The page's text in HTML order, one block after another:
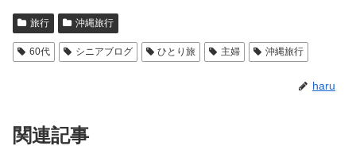
旅行 沖縄旅行
60代 シニアブログ ひとり旅 主婦 沖縄旅行
haru
関連記事